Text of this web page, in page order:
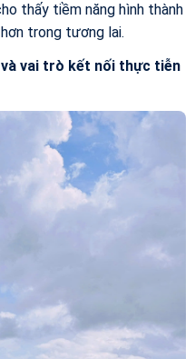
thấy tiềm năng hình thành
trong tương lai.
vai trò kết nối thực tiễn